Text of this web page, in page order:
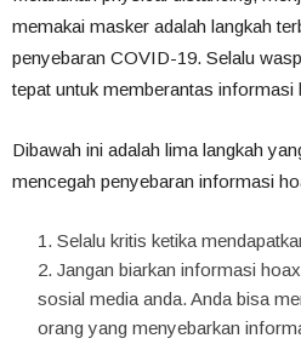
memakai masker adalah langkah
penyebaran COVID-19. Selalu
tepat untuk memberantas informasi
Dibawah ini adalah lima langkah
mencegah penyebaran informasi
Selalu kritis ketika
Jangan biarkan informasi
sosial media anda. Anda bisa
orang yang menyebarkan